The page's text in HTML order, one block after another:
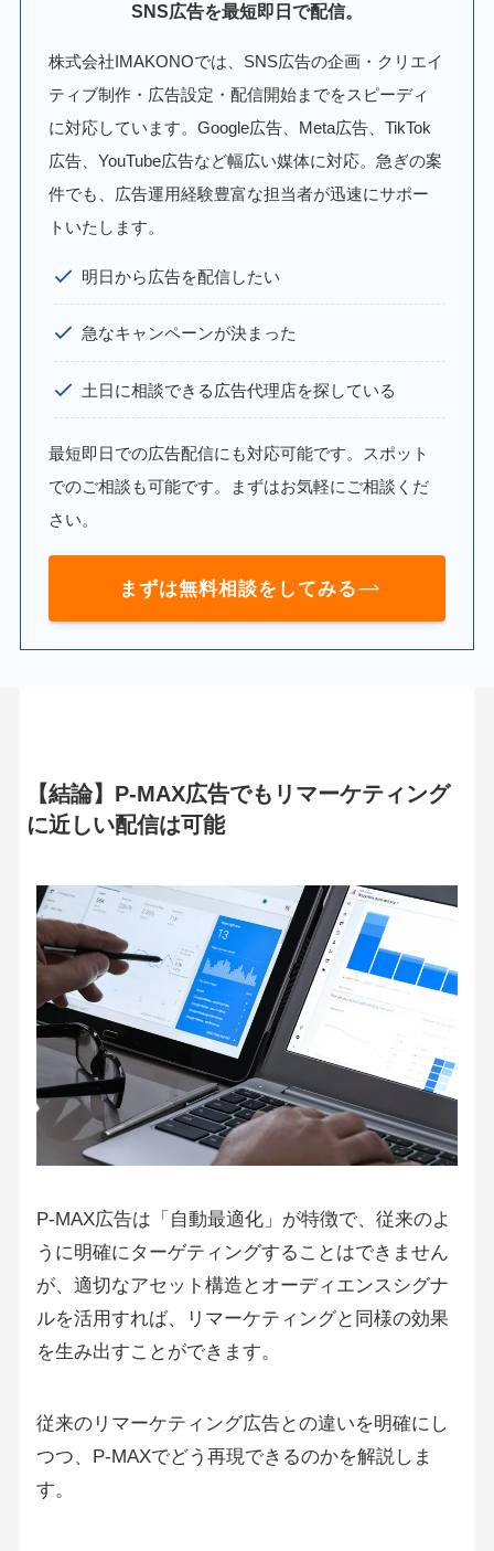
SNS広告を最短即日で配信。
株式会社IMAKONOでは、SNS広告の企画・クリエイ
ティブ制作・広告設定・配信開始までをスピーディ
に対応しています。Google広告、Meta広告、TikTok
広告、YouTube広告など幅広い媒体に対応。急ぎの案
件でも、広告運用経験豊富な担当者が迅速にサポー
トいたします。
明日から広告を配信したい
急なキャンペーンが決まった
土日に相談できる広告代理店を探している
最短即日での広告配信にも対応可能です。スポット
でのご相談も可能です。まずはお気軽にご相談くだ
さい。
まずは無料相談をしてみる
【結論】P-MAX広告でもリマーケティング
に近しい配信は可能
P-MAX広告は「自動最適化」が特徴で、従来のよ
うに明確にターゲティングすることはできません
が、適切なアセット構造とオーディエンスシグナ
ルを活用すれば、リマーケティングと同様の効果
を生み出すことができます。
従来のリマーケティング広告との違いを明確にし
つつ、P-MAXでどう再現できるのかを解説しま
す。